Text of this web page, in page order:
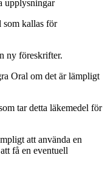
upplysningar
kallas för
ny föreskrifter.
Oral om det är lämpligt
tar detta läkemedel för
att använda en
få en eventuell